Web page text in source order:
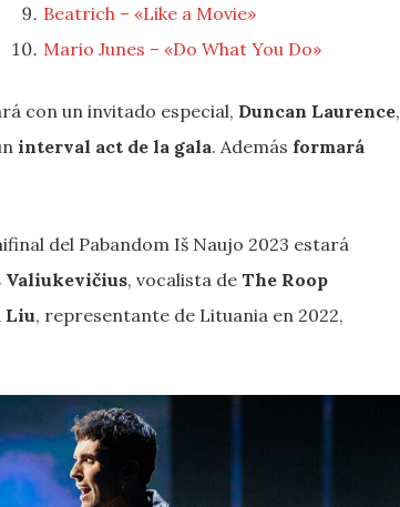
Beatrich – «Like a Movie»
Mario Junes – «Do What You Do»
con un invitado especial, Duncan Laurence,
interval act de la gala. Además formará
del Pabandom Iš Naujo 2023 estará
Valiukevičius, vocalista de The Roop
Liu, representante de Lituania en 2022,